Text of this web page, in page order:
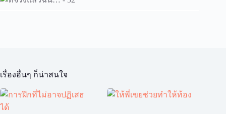
เรื่องอื่นๆ ก็น่าสนใจ